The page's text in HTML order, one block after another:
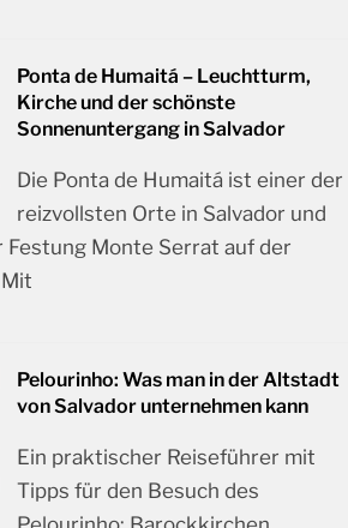
Ponta de Humaitá – Leuchtturm,
Kirche und der schönste
Sonnenuntergang in Salvador
Die Ponta de Humaitá ist einer der
reizvollsten Orte in Salvador und
Festung Monte Serrat auf der
Pelourinho: Was man in der Altstadt
von Salvador unternehmen kann
Ein praktischer Reiseführer mit
Tipps für den Besuch des